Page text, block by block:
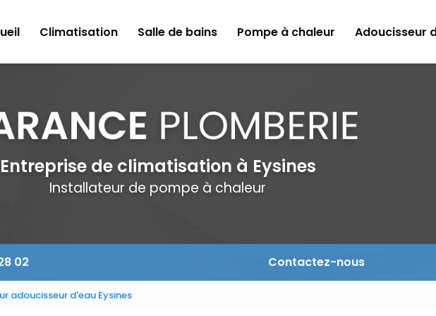
Climatisation Salle de bains Pompe à chaleur Adoucisseur
Entreprise de climatisation à Eysines
Installateur de pompe à chaleur
02 Contactez-nous
adoucisseur d'eau Eysines